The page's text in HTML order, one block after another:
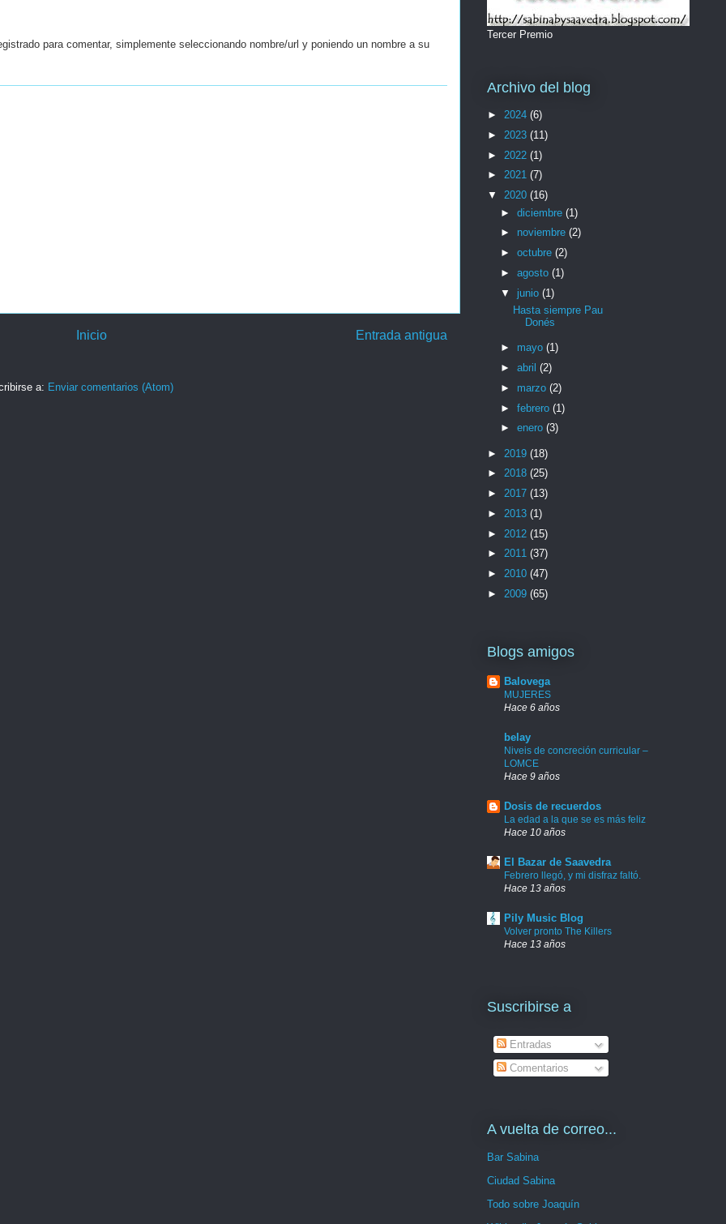
para comentar, simplemente seleccionando nombre/url y poniendo un nombre a su
Entrada antigua
Inicio
a: Enviar comentarios (Atom)
Tercer Premio
Archivo del blog
► 2024 (6)
► 2023 (11)
► 2022 (1)
► 2021 (7)
▼ 2020 (16)
► diciembre (1)
► noviembre (2)
► octubre (2)
► agosto (1)
▼ junio (1)
Hasta siempre Pau
Donés
► mayo (1)
► abril (2)
► marzo (2)
► febrero (1)
► enero (3)
► 2019 (18)
► 2018 (25)
► 2017 (13)
► 2013 (1)
► 2012 (15)
► 2011 (37)
► 2010 (47)
► 2009 (65)
Blogs amigos
Balovega
MUJERES
Hace 6 años
belay
Niveis de concreción curricular –
LOMCE
Hace 9 años
Dosis de recuerdos
La edad a la que se es más feliz
Hace 10 años
El Bazar de Saavedra
Febrero llegó, y mi disfraz faltó.
Hace 13 años
Pily Music Blog
Volver pronto The Killers
Hace 13 años
Suscribirse a
Entradas
Comentarios
A vuelta de correo...
Bar Sabina
Ciudad Sabina
Todo sobre Joaquín